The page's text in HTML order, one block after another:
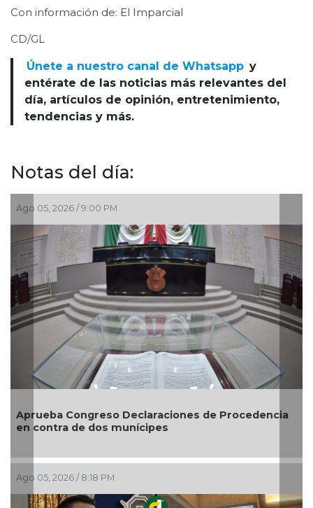
Con información de: El Imparcial
CD/GL
Únete a nuestro canal de Whatsapp y
entérate de las noticias más relevantes del
día, artículos de opinión, entretenimiento,
tendencias y más.
Notas del día:
Ago 05, 2026 / 7:46 PM
Entrega DIF Municipal de Veracruz cerca de
credenciales de discapacidad
Ago 05, 2026 / 7:20 PM